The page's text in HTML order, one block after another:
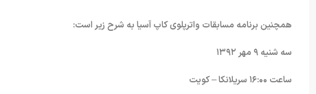
همچنین برنامه مسابقات واترپلوی کاپ آسیا به شرح زیر است:
سه شنیه ٩ مهر ١٣٩٢
ساعت ١۶:۰۰ سریلانکا – کویت